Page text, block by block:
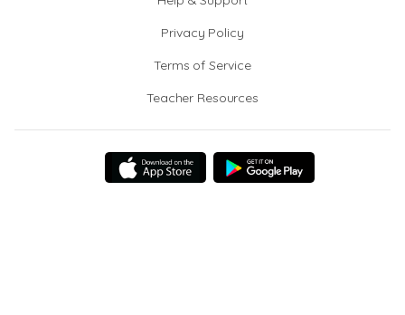
Privacy Policy
Terms of Service
Teacher Resources